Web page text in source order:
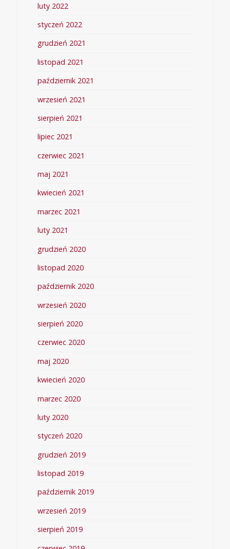
luty 2022
styczeń 2022
grudzień 2021
listopad 2021
październik 2021
wrzesień 2021
sierpień 2021
lipiec 2021
czerwiec 2021
maj 2021
kwiecień 2021
marzec 2021
luty 2021
grudzień 2020
listopad 2020
październik 2020
wrzesień 2020
sierpień 2020
czerwiec 2020
maj 2020
kwiecień 2020
marzec 2020
luty 2020
styczeń 2020
grudzień 2019
listopad 2019
październik 2019
wrzesień 2019
sierpień 2019